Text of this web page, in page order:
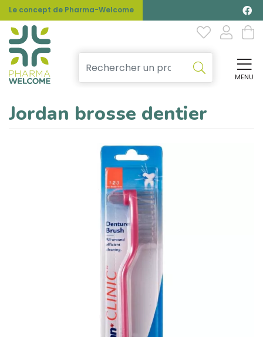
Le concept de Pharma-Welcome
MENU
Jordan brosse dentier